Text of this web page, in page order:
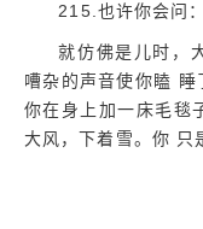
215.也许你会问
就仿佛是儿时，
嘈杂的声音使你瞌
你在身上加一床毛毯
大风，下着雪。你 只